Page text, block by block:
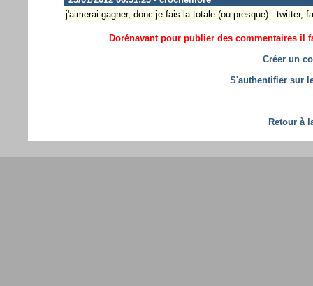
j'aimerai gagner, donc je fais la totale (ou presque) : twitter,
Dorénavant pour publier des commentaires il
Créer un
S'authentifier sur
Retour à